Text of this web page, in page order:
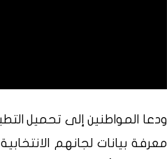
ودعا المواطنين إلى تحميل
معرفة بيانات لجانهم